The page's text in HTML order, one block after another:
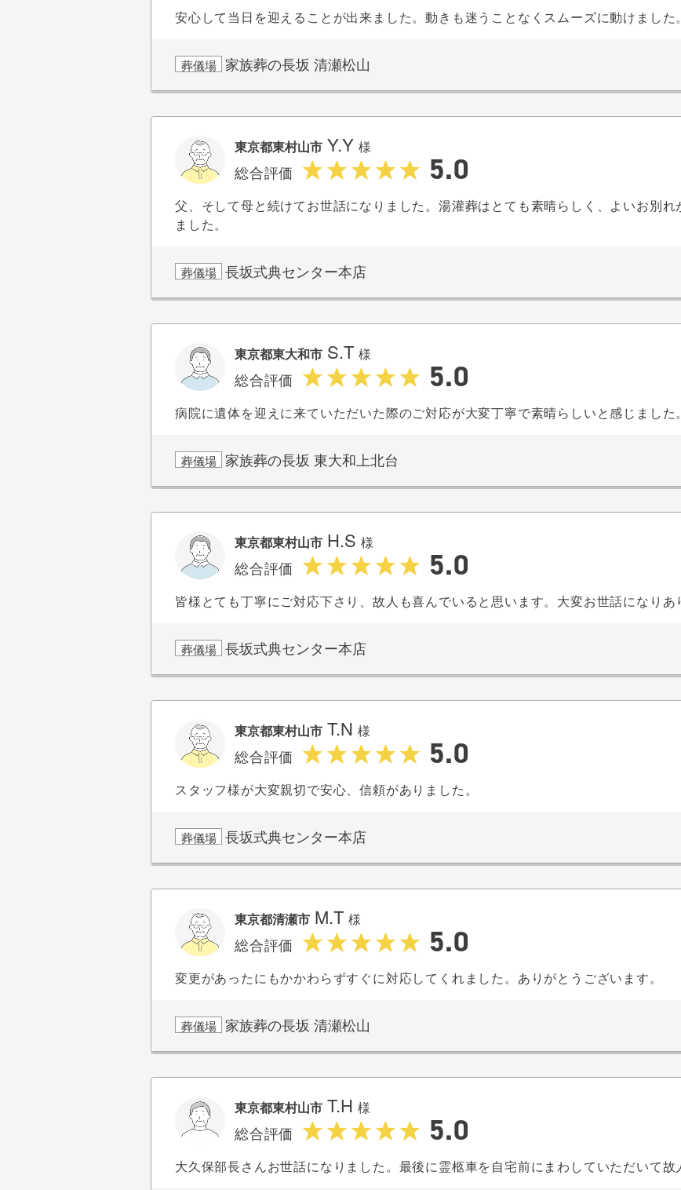
安心して当日を迎えることが出来ました。動きも迷うことなくスムーズに動けました
葬儀場 家族葬の長坂 清瀬松山
東京都東村山市 Y.Y 様
総合評価 5.0
父、そして母と続けてお世話になりました。湯灌葬はとても素晴らしく、よいお別
ました。
葬儀場 長坂式典センター本店
東京都東大和市 S.T 様
総合評価 5.0
病院に遺体を迎えに来ていただいた際のご対応が大変丁寧で素晴らしいと感じました。
葬儀場 家族葬の長坂 東大和上北台
東京都東村山市 H.S 様
総合評価 5.0
皆様とても丁寧にご対応下さり、故人も喜んでいると思います。大変お世話になりあ
葬儀場 長坂式典センター本店
東京都東村山市 T.N 様
総合評価 5.0
スタッフ様が大変親切で安心、信頼がありました。
葬儀場 長坂式典センター本店
東京都清瀬市 M.T 様
総合評価 5.0
変更があったにもかかわらずすぐに対応してくれました。ありがとうございます。
葬儀場 家族葬の長坂 清瀬松山
東京都東村山市 T.H 様
総合評価 5.0
大久保部長さんお世話になりました。最後に霊柩車を自宅前にまわしていただいて故